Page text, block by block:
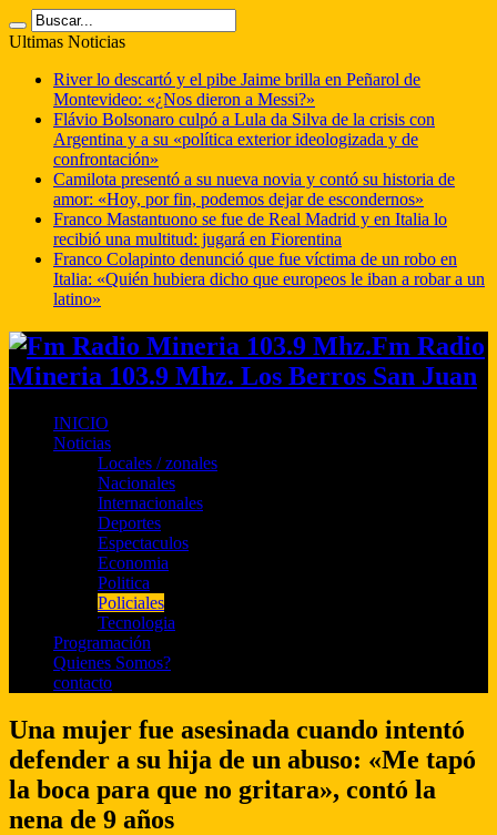
Ultimas Noticias
River lo descartó y el pibe Jaime brilla en Peñarol de
Montevideo: «¿Nos dieron a Messi?»
Flávio Bolsonaro culpó a Lula da Silva de la crisis con
Argentina y a su «política exterior ideologizada y de
confrontación»
Camilota presentó a su nueva novia y contó su historia de
amor: «Hoy, por fin, podemos dejar de escondernos»
Franco Mastantuono se fue de Real Madrid y en Italia lo
recibió una multitud: jugará en Fiorentina
Franco Colapinto denunció que fue víctima de un robo en
Italia: «Quién hubiera dicho que europeos le iban a robar a un
latino»
Fm Radio
Mineria 103.9 Mhz. Los Berros San Juan
INICIO
Noticias
Locales / zonales
Nacionales
Internacionales
Deportes
Espectaculos
Economia
Politica
Policiales
Tecnologia
Programación
Quienes Somos?
contacto
Una mujer fue asesinada cuando intentó
defender a su hija de un abuso: «Me tapó
la boca para que no gritara», contó la
nena de 9 años